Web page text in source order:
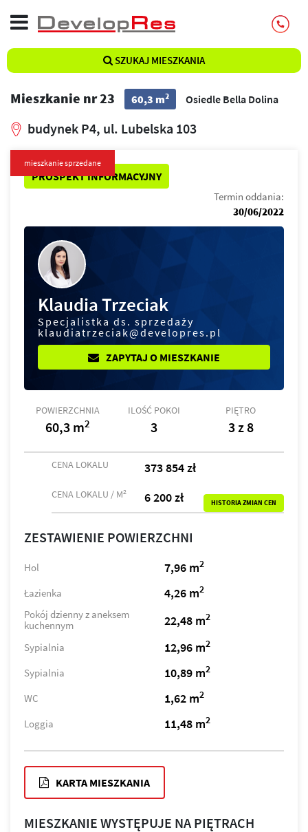
SZUKAJ MIESZKANIA
Mieszkanie nr 23 60,3 m2 Osiedle Bella Dolina
budynek P4, ul. Lubelska 103
PROSPEKT INFORMACYJNY
mieszkanie sprzedane
Termin oddania:
30/06/2022
Klaudia Trzeciak
Specjalistka ds. sprzedaży
klaudiatrzeciak@developres.pl
ZAPYTAJ O MIESZKANIE
POWIERZCHNIA
60,3 m2
ILOŚĆ POKOI
3
PIĘTRO
3 z 8
CENA LOKALU 373 854 zł
CENA LOKALU / M2 6 200 zł HISTORIA ZMIAN CEN
ZESTAWIENIE POWIERZCHNI
Hol 7,96 m2
Łazienka 4,26 m2
Pokój dzienny z aneksem
kuchennym
22,48 m2
Sypialnia 12,96 m2
Sypialnia 10,89 m2
WC 1,62 m2
Loggia 11,48 m2
KARTA MIESZKANIA
MIESZKANIE WYSTĘPUJE NA PIĘTRACH